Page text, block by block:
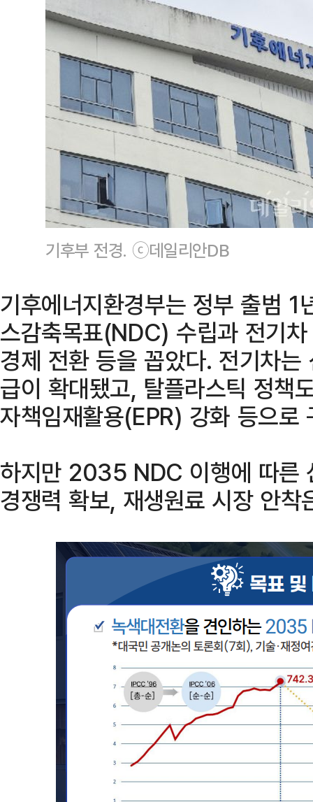
기후부 전경. ⓒ데일리안DB
기후에너지환경부는 정부 출범
스감축목표(NDC) 수립과 전기
경제 전환 등을 꼽았다. 전기차
급이 확대됐고, 탈플라스틱 정책
자책임재활용(EPR) 강화 등으로
하지만 2035 NDC 이행에 따른
경쟁력 확보, 재생원료 시장 안착